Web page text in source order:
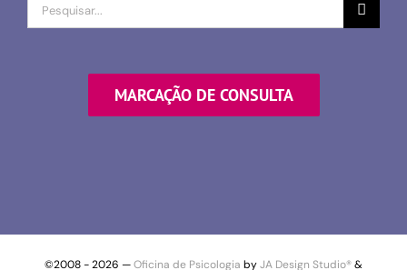
por
MARCAÇÃO DE CONSULTA
©2008 -2026 —Oficina de Psicologia byJA Design Studio®&